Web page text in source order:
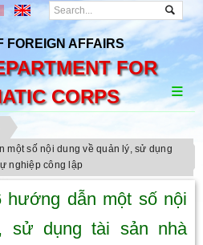
FOREIGN AFFAIRS
FOR
CORPS
một số nội dung về quản lý, sử dụng
nghiệp công lập
hướng dẫn một số nội
sử dụng tài sản nhà